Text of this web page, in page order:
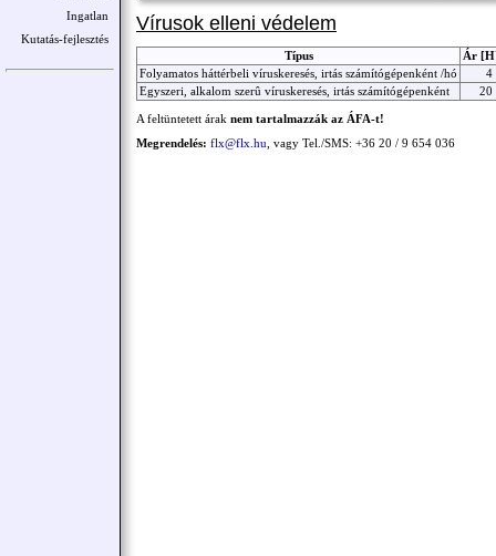
Ingatlan
Kutatás-fejlesztés
Vírusok elleni védelem
Típus
Ár
Folyamatos háttérbeli víruskeresés, irtás számítógépenként /hó
4
Egyszeri, alkalom szerû víruskeresés, irtás számítógépenként
20
A feltüntetett árak nem tartalmazzák az ÁFA-t!
Megrendelés: flx@flx.hu , vagy Tel./SMS: +36 20 / 9 654 036